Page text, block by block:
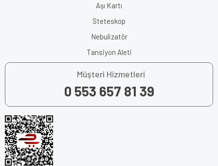
Aşı Kartı
Steteskop
Nebulizatör
Tansiyon Aleti
Müşteri Hizmetleri
0 553 657 81 39